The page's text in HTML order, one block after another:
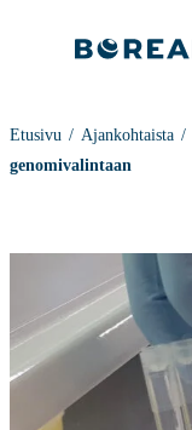
Etusivu Ajankohtaista
genomivalintaan